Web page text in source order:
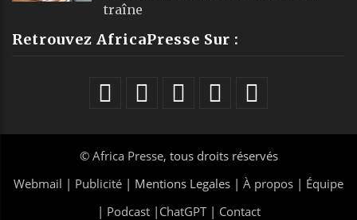
traîne
Retrouvez AfricaPresse Sur :
© Africa Presse, tous droits réservés
Webmail | Publicité | Mentions Legales | À propos | Équipe
| Podcast| ChatGPT| Contact